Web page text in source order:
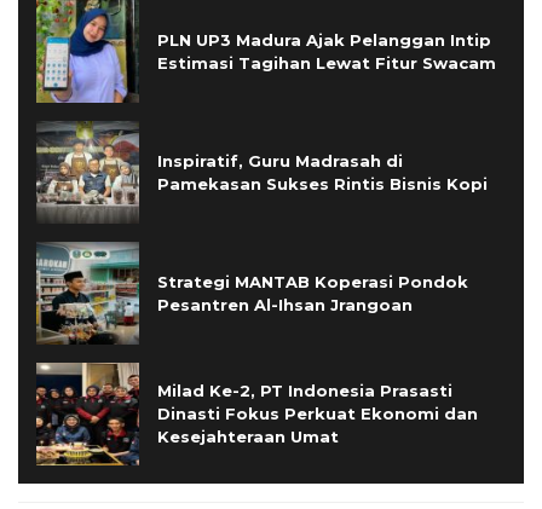
PLN UP3 Madura Ajak Pelanggan Intip
Estimasi Tagihan Lewat Fitur Swacam
Inspiratif, Guru Madrasah di
Pamekasan Sukses Rintis Bisnis Kopi
Strategi MANTAB Koperasi Pondok
Pesantren Al-Ihsan Jrangoan
Milad Ke-2, PT Indonesia Prasasti
Dinasti Fokus Perkuat Ekonomi dan
Kesejahteraan Umat